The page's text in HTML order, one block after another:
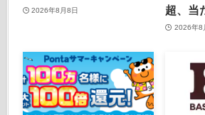
2026年8月8日
超、当
2026年8